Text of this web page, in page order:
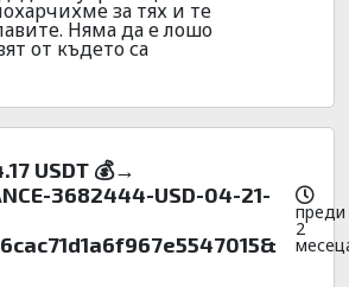
за тях и те
Няма да е лошо
от където са
USDT 💰→
3682444-USD-04-21-
преди
2